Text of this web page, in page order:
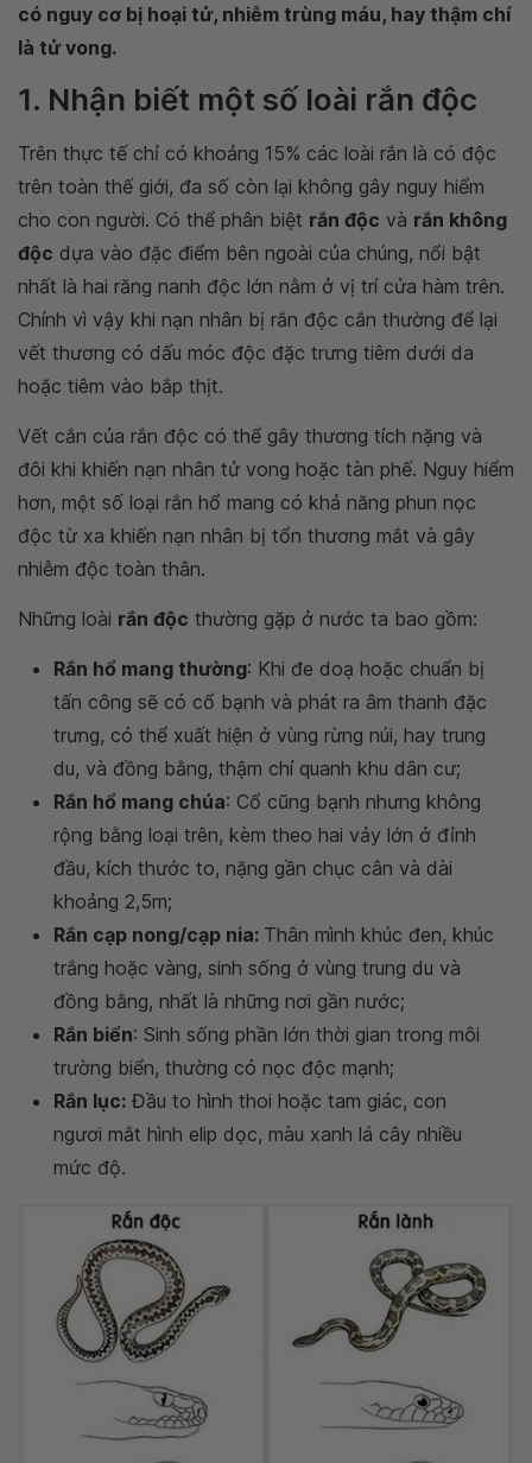
có nguy cơ bị hoại tử, nhiễm trùng máu, hay thậm chí
là tử vong.
1. Nhận biết một số loài rắn độc
Trên thực tế chỉ có khoảng 15% các loài rắn là có độc
trên toàn thế giới, đa số còn lại không gây nguy hiểm
cho con người. Có thể phân biệt rắn độc và rắn không
độc dựa vào đặc điểm bên ngoài của chúng, nổi bật
nhất là hai răng nanh độc lớn nằm ở vị trí cửa hàm trên.
Chính vì vậy khi nạn nhân bị rắn độc cắn thường để lại
vết thương có dấu móc độc đặc trưng tiêm dưới da
hoặc tiêm vào bắp thịt.
Vết cắn của rắn độc có thể gây thương tích nặng và
đôi khi khiến nạn nhân tử vong hoặc tàn phế. Nguy hiểm
hơn, một số loại rắn hổ mang có khả năng phun nọc
độc từ xa khiến nạn nhân bị tổn thương mắt và gây
nhiễm độc toàn thân.
Những loài rắn độc thường gặp ở nước ta bao gồm:
Rắn hổ mang thường: Khi đe doạ hoặc chuẩn bị
tấn công sẽ có cổ bạnh và phát ra âm thanh đặc
trưng, có thể xuất hiện ở vùng rừng núi, hay trung
du, và đồng bằng, thậm chí quanh khu dân cư;
Rắn hổ mang chúa: Cổ cũng bạnh nhưng không
rộng bằng loại trên, kèm theo hai vảy lớn ở đỉnh
đầu, kích thước to, nặng gần chục cân và dài
khoảng 2,5m;
Rắn cạp nong/cạp nia: Thân mình khúc đen, khúc
trắng hoặc vàng, sinh sống ở vùng trung du và
đồng bằng, nhất là những nơi gần nước;
Rắn biển: Sinh sống phần lớn thời gian trong môi
trường biển, thường có nọc độc mạnh;
Rắn lục: Đầu to hình thoi hoặc tam giác, con
ngươi mắt hình elip dọc, màu xanh lá cây nhiều
mức độ.